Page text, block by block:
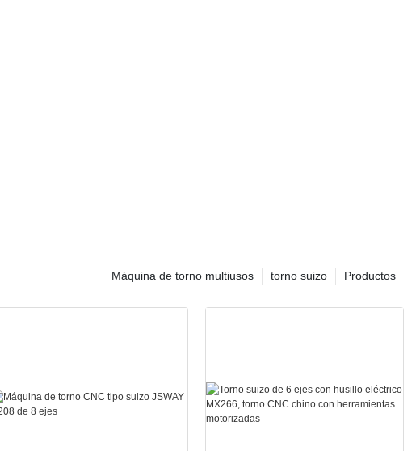
Productos
torno suizo
Máquina de torno multiusos